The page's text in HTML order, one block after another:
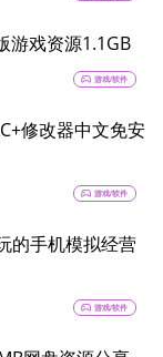
游戏资源1.1GB
sports_esports 游戏/软件
修改器中文免安
sports_esports 游戏/软件
的手机模拟经营
sports_esports 游戏/软件